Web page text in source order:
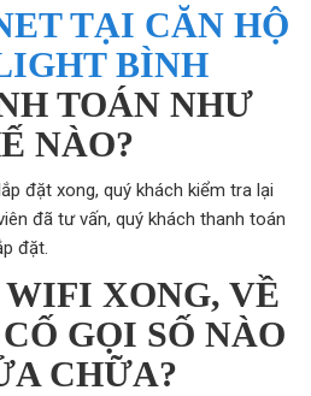
TẠI CĂN HỘ
BÌNH
TOÁN NHƯ
NÀO?
đặt xong, quý khách kiểm tra lại
đã tư vấn, quý khách thanh toán
đặt.
XONG, VỀ
GỌI SỐ NÀO
CHỮA?